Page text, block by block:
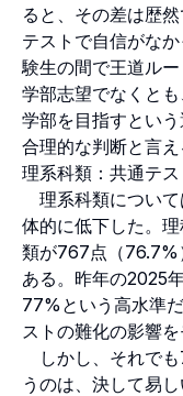
ると、その差は歴
テストで自信がな
験生の間で王道ル
学部志望でなくと
学部を目指すとい
合理的な判断と言え
理系科類：共通テ
理系科類について
体的に低下した。
類が767点（76.7%
ある。昨年の2025
77%という高水準
ストの難化の影響
しかし、それで
うのは、決して易